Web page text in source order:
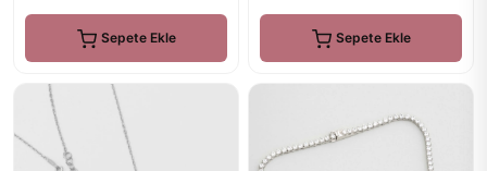
Sepete Ekle Sepete Ekle